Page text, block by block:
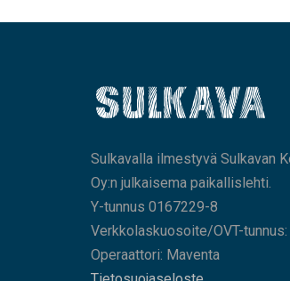
Sulkavalla ilmestyvä Sulkavan
Oy:n julkaisema paikallislehti.
Y-tunnus 0167229-8
Verkkolaskuosoite/OVT-
Operaattori: Maventa